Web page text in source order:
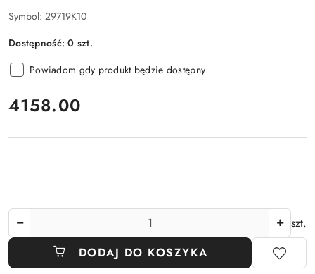
Symbol: 29719K10
Dostępność:0 szt.
Powiadom gdy produkt będzie dostępny
cena:
4158.00
szt.
DODAJ DO KOSZYKA